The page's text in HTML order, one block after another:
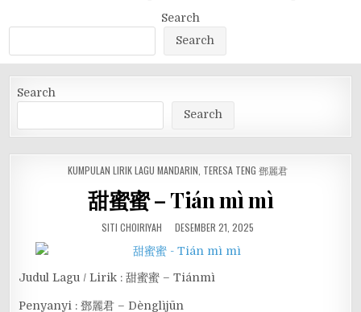
Search
Search
Search
Search
POSTED
KUMPULAN LIRIK LAGU MANDARIN TERESA TENG 鄧麗君
甜蜜蜜 – Tián mì mì
SITI CHOIRIYAH DESEMBER 21, 2025
Judul Lagu / Lirik : 甜蜜蜜 – Tiánmì
Penyanyi : 鄧麗君 – Dènglìjūn